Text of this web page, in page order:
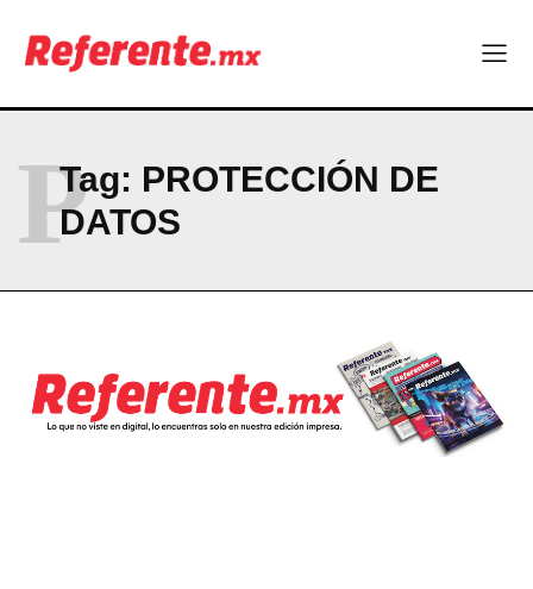
Tag: PROTECCIÓN DE
DATOS
P